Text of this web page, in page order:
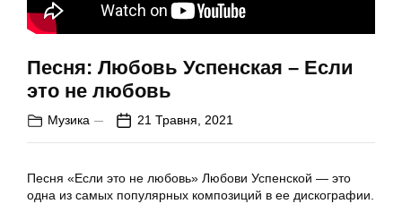
Песня: Любовь Успенская – Если
это не любовь
Музика 21 Травня, 2021
Песня «Если это не любовь» Любови Успенской — это
одна из самых популярных композиций в ее дискографии.